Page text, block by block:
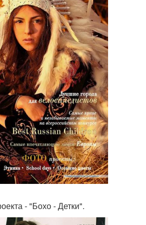
- "Бохо - Детки".